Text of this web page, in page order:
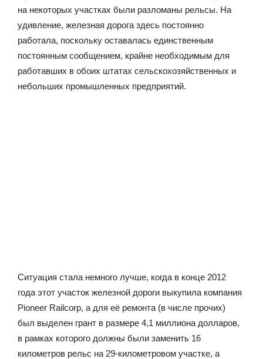
на некоторых участках были разломаны рельсы. На
удивление, железная дорога здесь постоянно
работала, поскольку оставалась единственным
постоянным сообщением, крайне необходимым для
работавших в обоих штатах сельскохозяйственных и
небольших промышленных предприятий.
Ситуация стала немного лучше, когда в конце 2012
года этот участок железной дороги выкупила компания
Pioneer Railcorp, а для её ремонта (в числе прочих)
был выделен грант в размере 4,1 миллиона долларов,
в рамках которого должны были заменить 16
километров рельс на 29-километровом участке, а